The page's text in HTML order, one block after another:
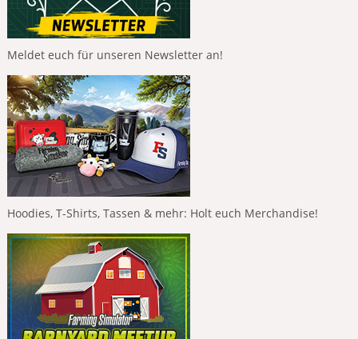
Meldet euch für unseren Newsletter an!
Hoodies, T-Shirts, Tassen & mehr: Holt euch Merchandise!